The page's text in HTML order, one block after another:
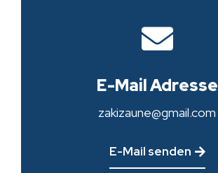
E-Mail Adresse
zakizaune@gmail.com
E-Mail senden